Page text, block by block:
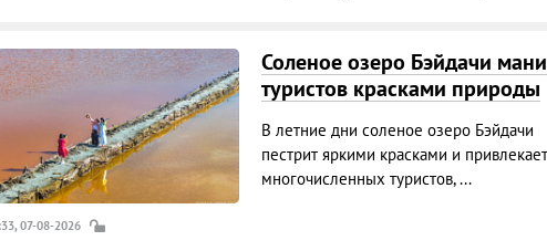
07-08-2026
Соленое озеро Бэйдачи
туристов красками природы
В летние дни соленое озеро Бэйдачи
пестрит яркими красками и привлекает
многочисленных туристов, ...